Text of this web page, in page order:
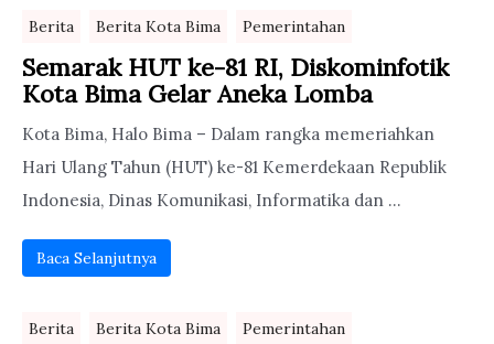
Berita Berita Kota Bima Pemerintahan
Semarak HUT ke-81 RI, Diskominfotik
Kota Bima Gelar Aneka Lomba
Kota Bima, Halo Bima – Dalam rangka memeriahkan
Hari Ulang Tahun (HUT) ke-81 Kemerdekaan Republik
Indonesia, Dinas Komunikasi, Informatika dan ...
Baca Selanjutnya
Berita Berita Kota Bima
Pemerintahan